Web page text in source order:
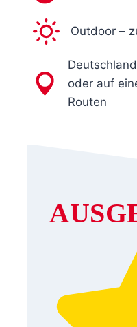
Outdoor –
oder auf
Routen